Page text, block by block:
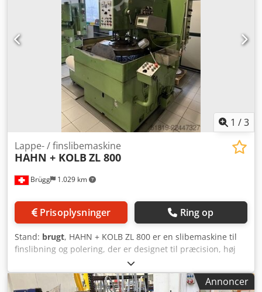
1 /3
Brügg 1.029 km
Lappe- / finslibemaskine
HAHN + KOLB ZL 800
Prisoplysninger Ring op
Stand: brugt, HAHN + KOLB ZL 800 er en slibemaskine til
finslibning og polering, der er designet til præcision, høj
nøjagtighed og pålidelig drift. Kapacitet: skivediameter
maks. 810 mm, største emnelængde 250 mm, medbringer
Ø 306 mm; øvre og nedre skive, 4 trin, 30 o/min–84 o/min.
Annoncer